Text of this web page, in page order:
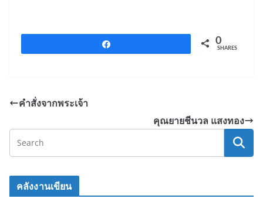
k 0
SHARES
คำสั่งจากพระเจ้า
คุณยายชีนวล แสงทอง
คลังงานเขียน